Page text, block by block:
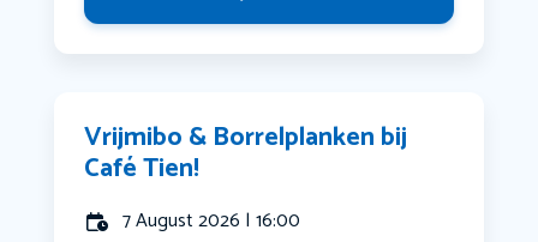
Vrijmibo & Borrelplanken bij
Café Tien!
7 August 2026 | 16:00